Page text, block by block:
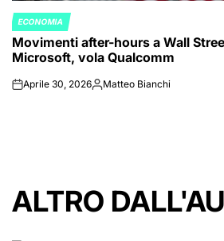
POSTED
IN
ECONOMIA
Movimenti after-hours a Wall
Microsoft, vola Qualcomm
onAprile 30, 2026Posted
Matteo Bianchi
ALTRO